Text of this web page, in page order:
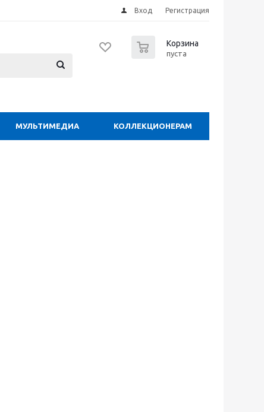
Вход Регистрация
Корзина
пуста
МУЛЬТИМЕДИА КОЛЛЕКЦИОНЕРАМ